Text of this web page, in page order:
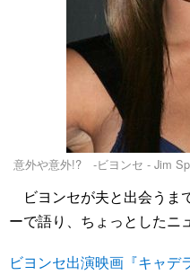
意外や意外!? -ビヨンセ - Jim
ビヨンセが夫と出会うま
ーで語り、ちょっとしたニ
ビヨンセ出演映画『キャデ